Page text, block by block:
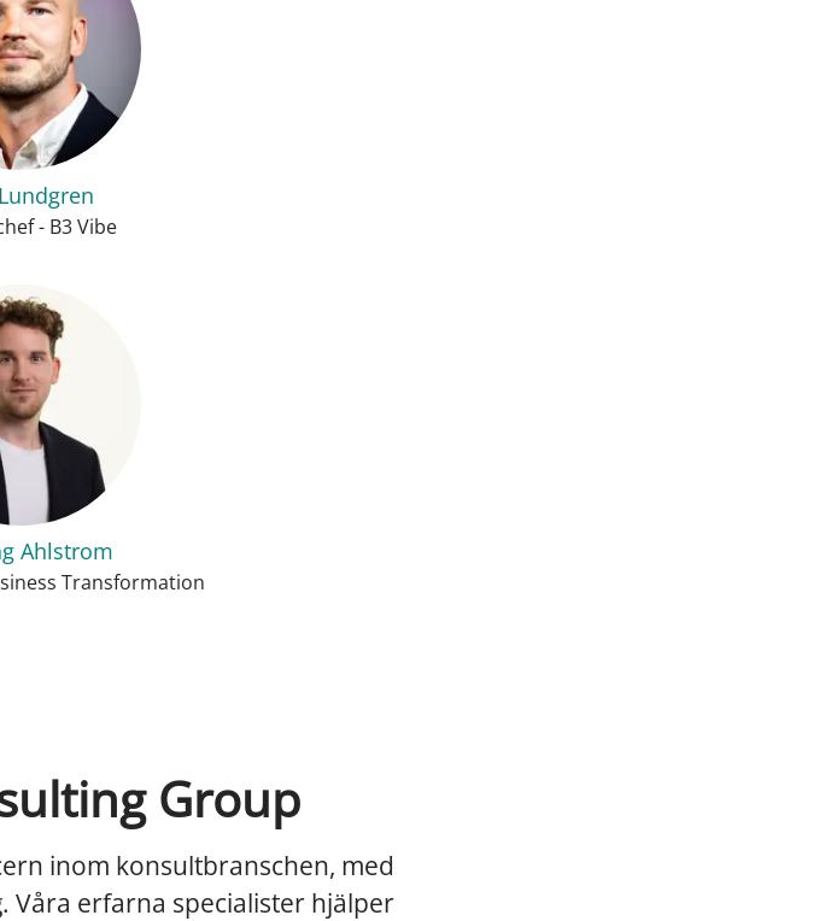
- B3 Vibe
Ahlstrom
Transformation
Group
inom konsultbranschen, med
Våra erfarna specialister hjälper